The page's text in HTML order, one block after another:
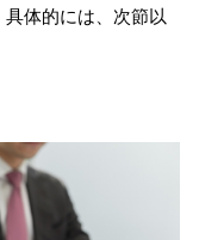
体的には、次節以